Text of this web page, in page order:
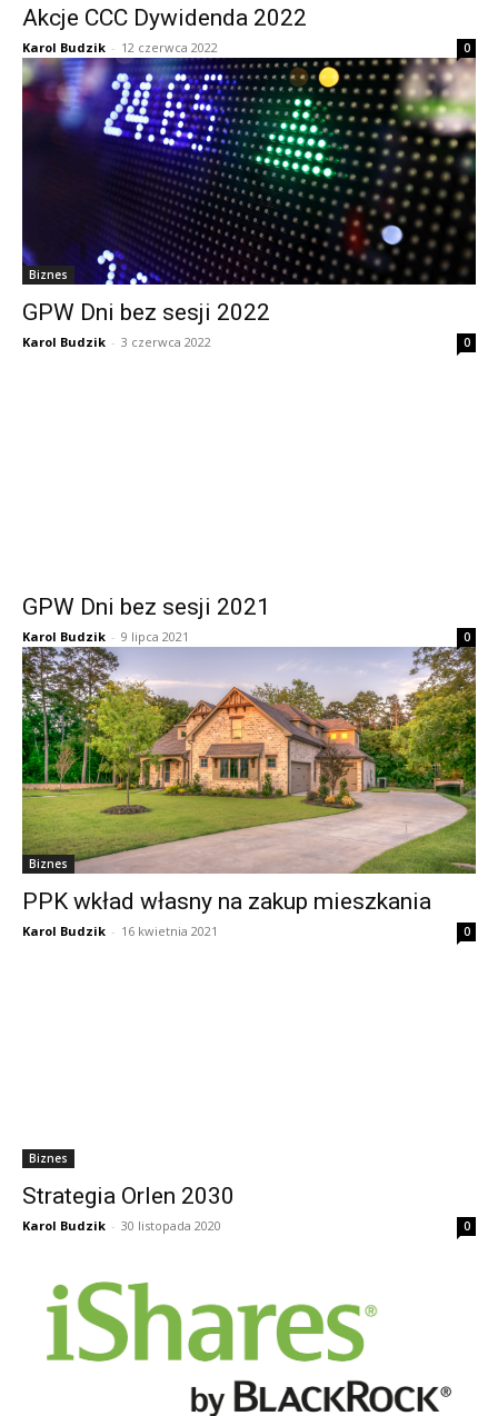
Akcje CCC Dywidenda 2022
Karol Budzik - 12 czerwca 2022 0
Biznes
GPW Dni bez sesji 2022
Karol Budzik - 3 czerwca 2022 0
GPW Dni bez sesji 2021
Karol Budzik - 9 lipca 2021 0
Biznes
PPK wkład własny na zakup mieszkania
Karol Budzik - 16 kwietnia 2021 0
Biznes
Strategia Orlen 2030
Karol Budzik - 30 listopada 2020 0